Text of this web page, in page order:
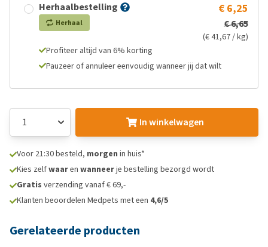
Herhaalbestelling
Herhaal
€ 6,25
€ 6,65
(€ 41,67 / kg)
Profiteer altijd van 6% korting
Pauzeer of annuleer eenvoudig wanneer jij dat wilt
In winkelwagen
Voor 21:30 besteld, morgen in huis*
Kies zelfwaaren wanneerje bestelling bezorgd wordt
Gratis verzending vanaf € 69,-
Klanten beoordelen Medpets met een 4,6/5
Gerelateerde producten